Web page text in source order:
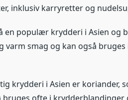
inklusiv karryretter og
en populær krydderi i Asien og
varm smag og kan også
krydderi i Asien er koriander,
ofte i